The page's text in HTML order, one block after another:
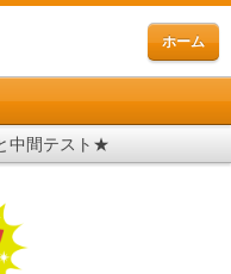
ホーム
中間テスト★